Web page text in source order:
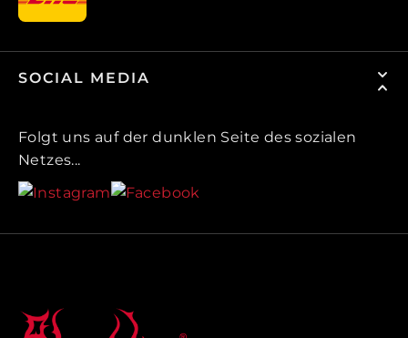
SOCIAL MEDIA
Folgt uns auf der dunklen Seite des sozialen
Netzes...